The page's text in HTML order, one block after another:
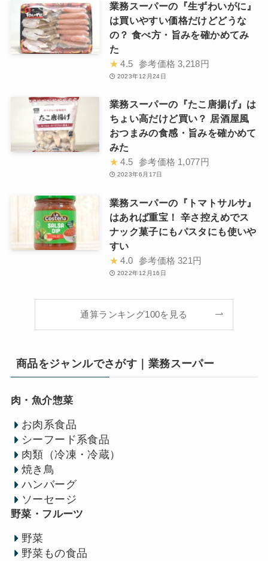
業務スーパーの『生ずわいがに』
は買いやすい価格だけどどうな
の？ 食べ方・旨みを確かめてみ
た
★ 4.5 参考価格 3,218円
2023年12月24日
業務スーパーの『たこ唐揚げ』は
ちょい高だけど買い？ 居酒屋風
おつまみの食感・旨みを確かめて
みた
★ 4.5 参考価格 1,077円
2023年6月17日
業務スーパーの『トマトサルサ』
はあれば重宝！ 辛さ控えめでス
ナック菓子にもパスタにも使いや
すい
★ 4.0 参考価格 321円
2022年12月16日
通算ランキング100を見る
商品をジャンルでさがす｜業務スーパー
肉・魚介惣菜
お肉系食品
シーフード系食品
肉類（冷凍・冷蔵）
焼き鳥
ハンバーグ
ソーセージ
野菜・フルーツ
野菜
野菜もの食品